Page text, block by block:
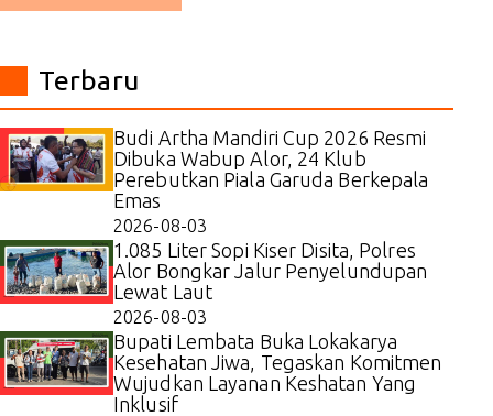
Terbaru
Budi Artha Mandiri Cup 2026 Resmi
Dibuka Wabup Alor, 24 Klub
Perebutkan Piala Garuda Berkepala
Emas
2026-08-03
1.085 Liter Sopi Kiser Disita, Polres
Alor Bongkar Jalur Penyelundupan
Lewat Laut
2026-08-03
Bupati Lembata Buka Lokakarya
Kesehatan Jiwa, Tegaskan Komitmen
Wujudkan Layanan Keshatan Yang
Inklusif